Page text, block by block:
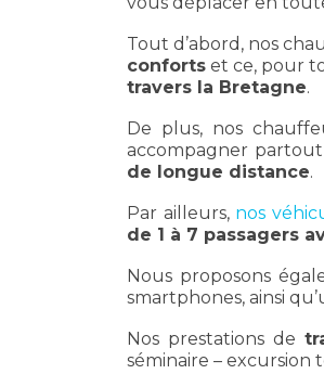
Tout d’abord, nos
conforts et ce, pour
travers la Bretagne.
De plus, nos
accompagner
de longue distance.
Par ailleurs, nos
de 1 à 7 passagers
Nous proposons
smartphones, ainsi
Nos prestations de
séminaire – excursion